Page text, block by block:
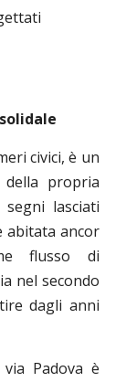
civici, è un
propria
lasciati
abitata ancor
flusso di
nel secondo
dagli anni
Padova è